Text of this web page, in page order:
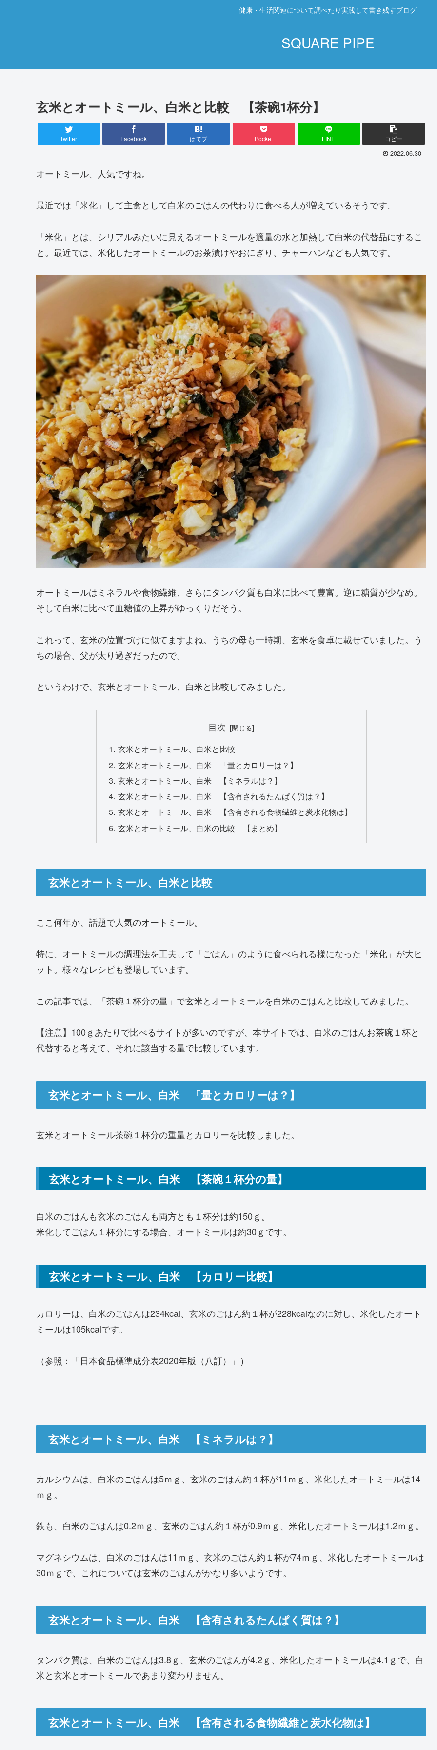
健康・生活関連について調べたり実践して書き残すブログ
SQUARE PIPE
玄米とオートミール、白米と比較 【茶碗1杯分】
Twitter Facebook はてブ Pocket LINE コピー
2022.06.30
オートミール、人気ですね。
最近では「米化」して主食として白米のごはんの代わりに食べる人が増えているそうです。
「米化」とは、シリアルみたいに見えるオートミールを適量の水と加熱して白米の代替品にするこ
と。最近では、米化したオートミールのお茶漬けやおにぎり、チャーハンなども人気です。
オートミールはミネラルや食物繊維、さらにタンパク質も白米に比べて豊富。逆に糖質が少なめ。
そして白米に比べて血糖値の上昇がゆっくりだそう。
これって、玄米の位置づけに似てますよね。うちの母も一時期、玄米を食卓に載せていました。う
ちの場合、父が太り過ぎだったので。
というわけで、玄米とオートミール、白米と比較してみました。
目次
玄米とオートミール、白米と比較
玄米とオートミール、白米 「量とカロリーは？】
玄米とオートミール、白米 【ミネラルは？】
玄米とオートミール、白米 【含有されるたんぱく質は？】
玄米とオートミール、白米 【含有される食物繊維と炭水化物は】
玄米とオートミール、白米の比較 【まとめ】
玄米とオートミール、白米と比較
ここ何年か、話題で人気のオートミール。
特に、オートミールの調理法を工夫して「ごはん」のように食べられる様になった「米化」が大ヒ
ット。様々なレシピも登場しています。
この記事では、「茶碗１杯分の量」で玄米とオートミールを白米のごはんと比較してみました。
【注意】100ｇあたりで比べるサイトが多いのですが、本サイトでは、白米のごはんお茶碗１杯と
代替すると考えて、それに該当する量で比較しています。
玄米とオートミール、白米 「量とカロリーは？】
玄米とオートミール茶碗１杯分の重量とカロリーを比較しました。
玄米とオートミール、白米 【茶碗１杯分の量】
白米のごはんも玄米のごはんも両方とも１杯分は約150ｇ。
米化してごはん１杯分にする場合、オートミールは約30ｇです。
玄米とオートミール、白米 【カロリー比較】
カロリーは、白米のごはんは234kcal、玄米のごはん約１杯が228kcalなのに対し、米化したオート
ミールは105kcalです。
（参照：「日本食品標準成分表2020年版（八訂）」）
玄米とオートミール、白米 【ミネラルは？】
カルシウムは、白米のごはんは5ｍｇ、玄米のごはん約１杯が11ｍｇ、米化したオートミールは14
ｍｇ。
鉄も、白米のごはんは0.2ｍｇ、玄米のごはん約１杯が0.9ｍｇ、米化したオートミールは1.2ｍｇ。
マグネシウムは、白米のごはんは11ｍｇ、玄米のごはん約１杯が74ｍｇ、米化したオートミールは
30ｍｇで、これについては玄米のごはんがかなり多いようです。
玄米とオートミール、白米 【含有されるたんぱく質は？】
タンパク質は、白米のごはんは3.8ｇ、玄米のごはんが4.2ｇ、米化したオートミールは4.1ｇで、白
米と玄米とオートミールであまり変わりません。
玄米とオートミール、白米 【含有される食物繊維と炭水化物は】